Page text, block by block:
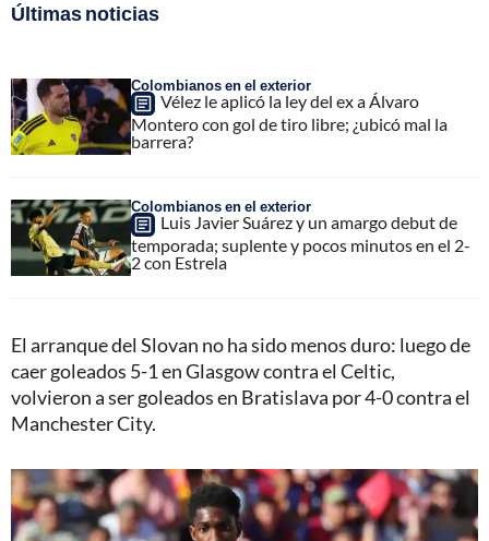
Últimas noticias
Colombianos en el exterior
Vélez le aplicó la ley del ex a Álvaro
Montero con gol de tiro libre; ¿ubicó mal la
barrera?
Colombianos en el exterior
Luis Javier Suárez y un amargo debut de
temporada; suplente y pocos minutos en el 2-
2 con Estrela
El arranque del Slovan no ha sido menos duro: luego de
caer goleados 5-1 en Glasgow contra el Celtic,
volvieron a ser goleados en Bratislava por 4-0 contra el
Manchester City.